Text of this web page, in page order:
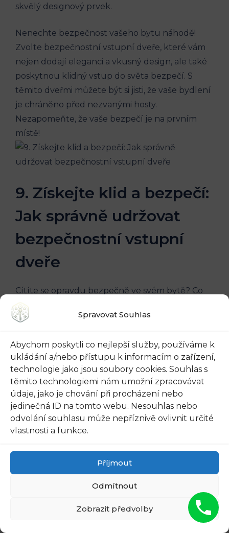
Spravovat Souhlas
Abychom poskytli co nejlepší služby, používáme k
ukládání a/nebo přístupu k informacím o zařízení,
technologie jako jsou soubory cookies. Souhlas s
těmito technologiemi nám umožní zpracovávat
údaje, jako je chování při procházení nebo
jedinečná ID na tomto webu. Nesouhlas nebo
odvolání souhlasu může nepříznivě ovlivnit určité
vlastnosti a funkce.
Příjmout
Odmítnout
Zobrazit předvolby
skvělý designový prvek.
Nenechte bezpečnost vašeho bytu náhodě!
Zvolte bezpečnostní vstupní dveře, které vám
nejen dodají eleganci a vkusný design, ale také
poskytnou klidný vstup do světa bezpečí. S
těmito dveřmi můžete být si jisti, že vaše bydlení
je chráněno před nezvanými hosty.
Nezapomeňte, že vaše bezpečí je na prvním
místě!
9. Získejte klid a bezpečí:
Jak správně udržovat
bezpečnostní vstupní
dveře
Cítíte se opravdu bezpečně ve svém bytě? Co
byste udělali, kdybyste věděli, že vaše dveře
nejsou dostatečně zabezpečené? Bezpečnostní
domova, který by měl poskytovat klid a bezpečí.
Pokud vám připadá, že vaše dveře potřebují
trochu péče a údržby, nebojte se. Zde je několik
tipů, jak správně udržovat bezpečnostní vstupní
dveře.
1. Pravidelná kontrola a údržba: Jednou za čas si
Zkontrolujte, zda jsou závěsy pevně uchycené,
zámky fungují správně a kování není
poškozené. Pokud zjistíte nějaké problémy,